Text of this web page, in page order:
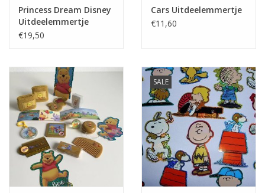
Princess Dream Disney
Uitdeelemmertje
€19,50
Cars Uitdeelemmertje
€11,60
SALE